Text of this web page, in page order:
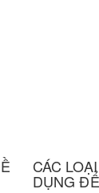
CÁC
DỤNG